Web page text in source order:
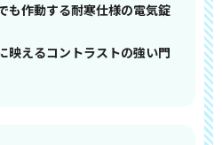
も作動する耐寒仕様の電気錠
映えるコントラストの強い門